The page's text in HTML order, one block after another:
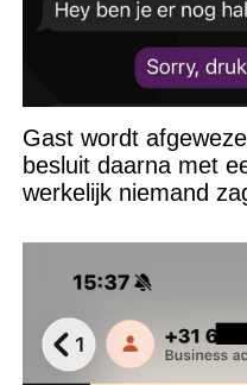
Gast wordt
besluit daarna met
werkelijk niemand